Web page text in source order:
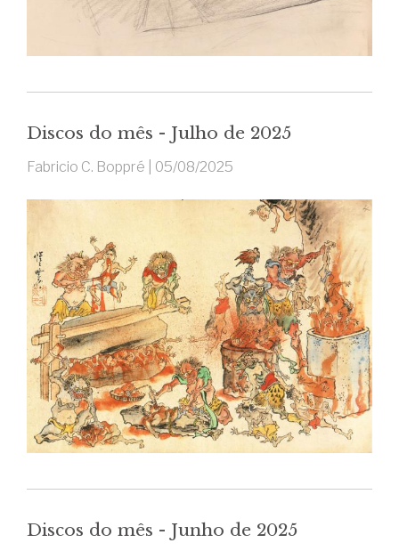
Discos do mês - Julho de 2025
Fabricio C. Boppré | 05/08/2025
Discos do mês - Junho de 2025